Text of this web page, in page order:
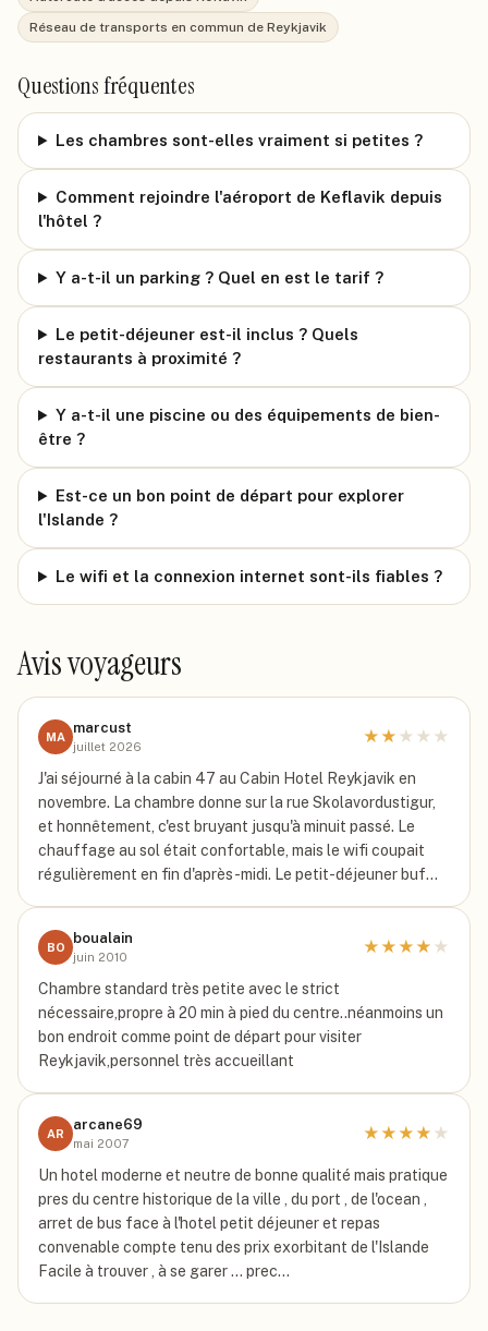
Réseau de transports en commun de Reykjavik
Questions fréquentes
Les chambres sont-elles vraiment si petites ?
Comment rejoindre l'aéroport de Keflavik depuis
l'hôtel ?
Y a-t-il un parking ? Quel en est le tarif ?
Le petit-déjeuner est-il inclus ? Quels
restaurants à proximité ?
Y a-t-il une piscine ou des équipements de bien-
être ?
Est-ce un bon point de départ pour explorer
l'Islande ?
Le wifi et la connexion internet sont-ils fiables ?
Avis voyageurs
MA
marcust
juillet 2026
★★ ★ ★ ★
J'ai séjourné à la cabin 47 au Cabin Hotel Reykjavik en
novembre. La chambre donne sur la rue Skolavordustigur,
et honnêtement, c'est bruyant jusqu'à minuit passé. Le
chauffage au sol était confortable, mais le wifi coupait
régulièrement en fin d'après-midi. Le petit-déjeuner buf…
BO
boualain
juin 2010
★★★★ ★
Chambre standard très petite avec le strict
nécessaire,propre à 20 min à pied du centre..néanmoins un
bon endroit comme point de départ pour visiter
Reykjavik,personnel très accueillant
AR
arcane69
mai 2007
★★★★ ★
Un hotel moderne et neutre de bonne qualité mais pratique
pres du centre historique de la ville , du port , de l'ocean ,
arret de bus face à l'hotel petit déjeuner et repas
convenable compte tenu des prix exorbitant de l'Islande
Facile à trouver , à se garer ... prec…